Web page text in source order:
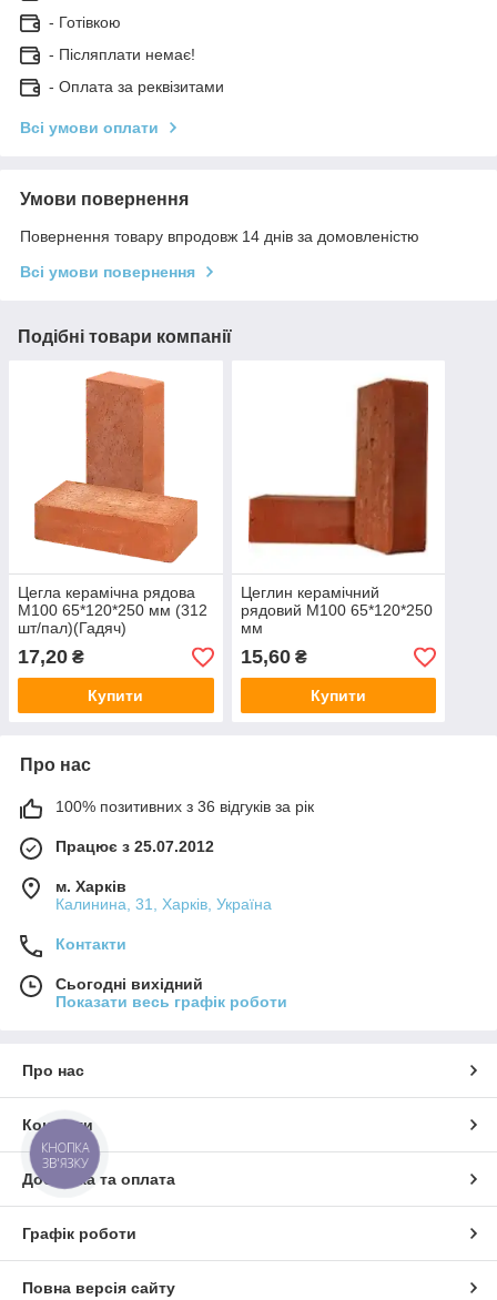
- Готівкою
- Післяплати немає!
- Оплата за реквізитами
Всі умови оплати
Умови повернення
Повернення товару впродовж 14 днів за домовленістю
Всі умови повернення
Подібні товари компанії
Цегла керамічна рядова
М100 65*120*250 мм (312
шт/пал)(Гадяч)
17,20 ₴
Купити
Цеглин керамічний
рядовий М100 65*120*250
мм
15,60₴
Купити
Про нас
100% позитивних з 36 відгуків за рік
Працює з 25.07.2012
м. Харків
Калинина, 31, Харків, Україна
Контакти
Сьогодні вихідний
Показати весь графік роботи
Про нас
Контакти
Доставка та оплата
Графік роботи
Повна версія сайту
КНОПКА
ЗВ'ЯЗКУ